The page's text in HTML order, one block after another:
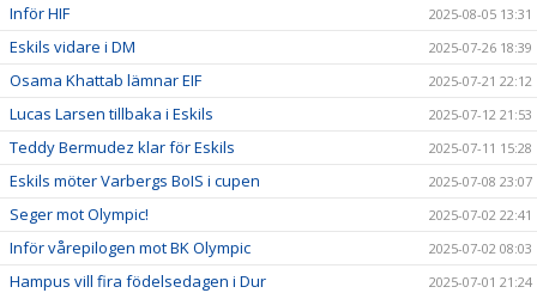
Inför HIF 2025-08-05 13:31
Eskils vidare i DM 2025-07-26 18:39
Osama Khattab lämnar EIF 2025-07-21 22:12
Lucas Larsen tillbaka i Eskils 2025-07-12 21:53
Teddy Bermudez klar för Eskils 2025-07-11 15:28
Eskils möter Varbergs BoIS i cupen 2025-07-08 23:07
Seger mot Olympic! 2025-07-02 22:41
Inför vårepilogen mot BK Olympic 2025-07-02 08:03
Hampus vill fira födelsedagen i Dur 2025-07-01 21:24